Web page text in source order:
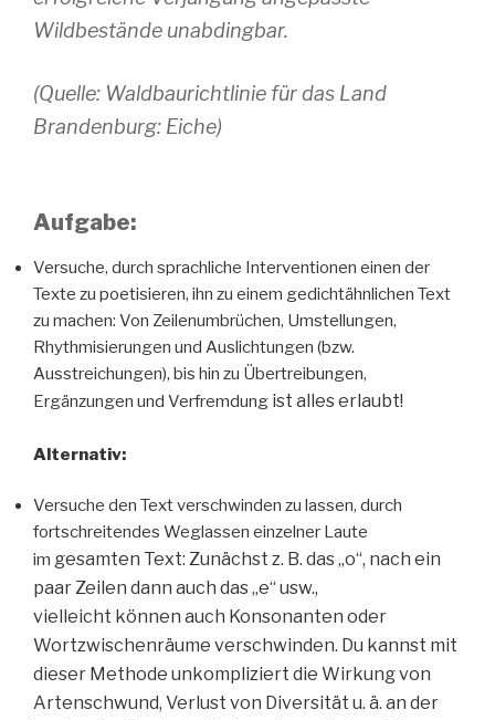
Wildbestände unabdingbar.
(Quelle: Waldbaurichtlinie für das Land
Brandenburg: Eiche)
Aufgabe:
Versuche, durch sprachliche Interventionen einen der
Texte zu poetisieren, ihn zu einem gedichtähnlichen Text
zu machen: Von Zeilenumbrüchen, Umstellungen,
Rhythmisierungen und Auslichtungen (bzw.
Ausstreichungen), bis hin zu Übertreibungen,
Ergänzungen und Verfremdung ist alles erlaubt!
Alternativ:
Versuche den Text verschwinden zu lassen, durch
fortschreitendes Weglassen einzelner Laute
im gesamten Text: Zunächst z. B. das „o“, nach ein
paar Zeilen dann auch das „e“ usw.,
vielleicht können auch Konsonanten oder
Wortzwischenräume verschwinden. Du kannst mit
dieser Methode unkompliziert die Wirkung von
Artenschwund, Verlust von Diversität u. ä. an der